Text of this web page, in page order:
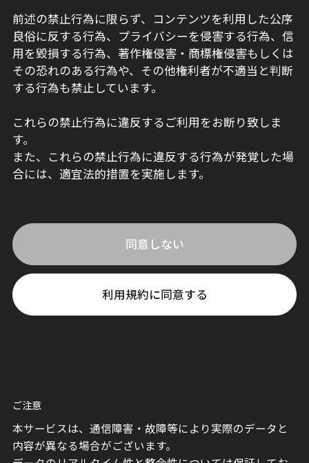
前述の禁止行為に限らず、コンテンツを利用した公序
良俗に反する行為、プライバシーを侵害する行為、信
用を毀損する行為、著作権侵害・商標権侵害もしくは
その恐れのある行為や、その他権利者が不適当と判断
する行為も禁止しています。
これらの禁止行為に違反するご利用をお断り致しま
す。
また、これらの禁止行為に違反する行為が発覚した場
合には、適宜法的措置を実施します。
同意しない
利用規約に同意する
ご注意
本サービスは、通信障害・故障等により実際のデータと
内容が異なる場合がございます。